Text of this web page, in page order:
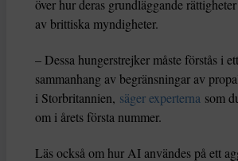
över hur deras grundläggande
av brittiska myndigheter.
– Dessa hungerstrejker måste förstås i
sammanhang av begränsningar av
i Storbritannien, säger experterna som
om i årets första nummer.
Läs också om hur AI användes på ett